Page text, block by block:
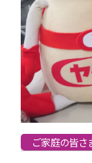
ご家庭の皆さ